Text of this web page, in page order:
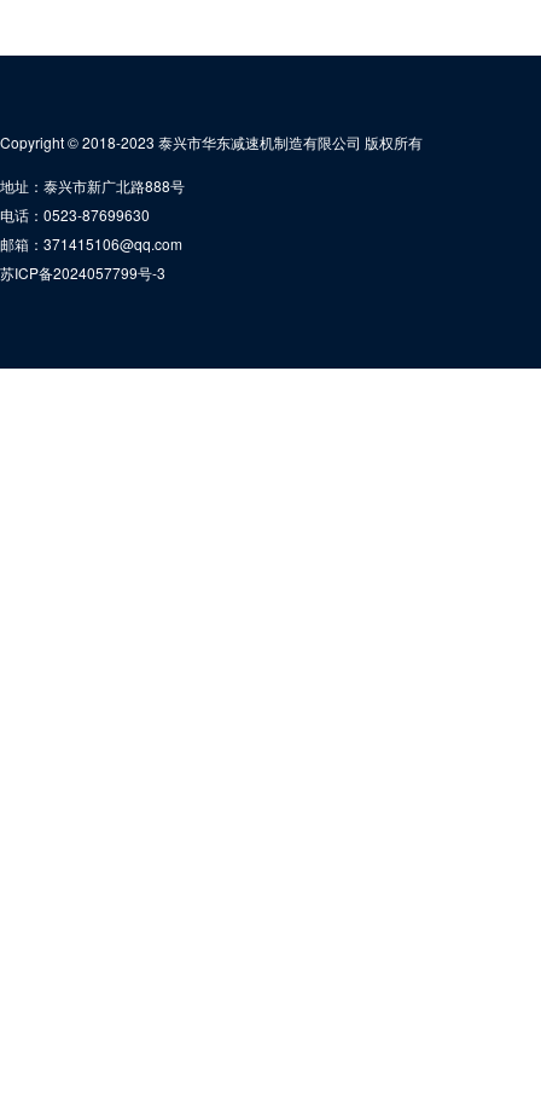
Copyright © 2018-2023 泰兴市华东减速机制造有限公司 版权所有
地址：泰兴市新广北路888号
电话：0523-87699630
邮箱：371415106@qq.com
苏ICP备2024057799号-3